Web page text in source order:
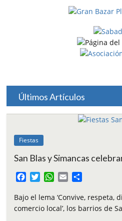
Últimos Artículos
Fiestas
San Blas y Simancas
c
e
i
t
W
a
t
a
i
m
p
Bajo el lema ‘Convive, respeta,
comercio local’, los barrios de